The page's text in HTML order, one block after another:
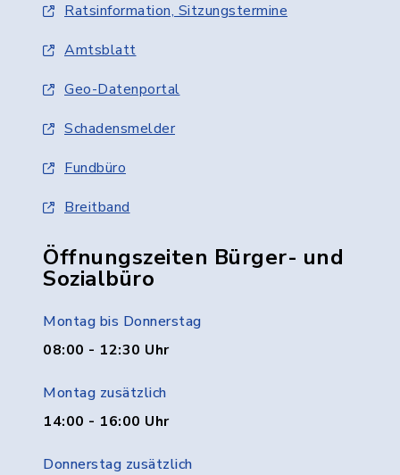
Ratsinformation, Sitzungstermine
Amtsblatt
Geo-Datenportal
Schadensmelder
Fundbüro
Breitband
Öffnungszeiten Bürger- und
Sozialbüro
Montag bis Donnerstag
08:00 - 12:30 Uhr
Montag zusätzlich
14:00 - 16:00 Uhr
Donnerstag zusätzlich